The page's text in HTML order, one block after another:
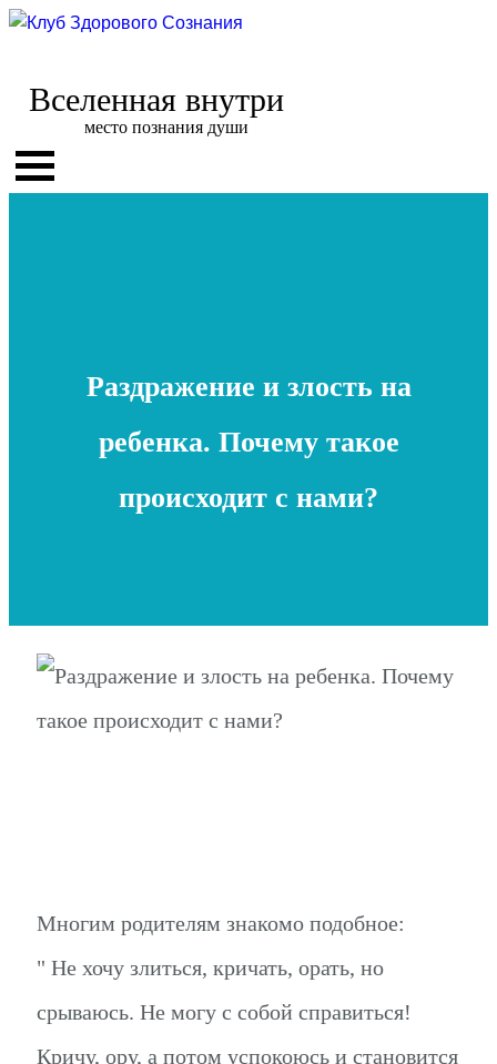
Вселенная внутри
место познания души
Раздражение и злость на
ребенка. Почему такое
происходит с нами?
Многим родителям знакомо подобное:
" Не хочу злиться, кричать, орать, но
срываюсь. Не могу с собой справиться!
Кричу, ору, а потом успокоюсь и становится